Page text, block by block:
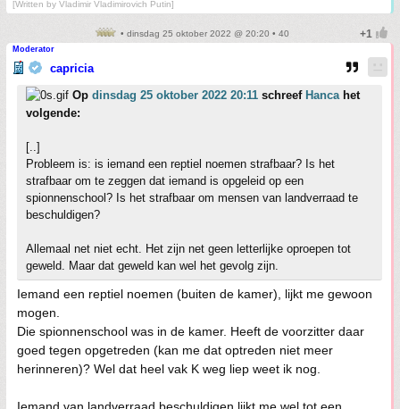
[Written by Vladimir Vladimirovich Putin]
• dinsdag 25 oktober 2022 @ 20:20 • 40
Moderator
capricia
Op dinsdag 25 oktober 2022 20:11 schreef Hancahet
volgende:
[..]
Probleem is: is iemand een reptiel noemen strafbaar? Is het
strafbaar om te zeggen dat iemand is opgeleid op een
spionnenschool? Is het strafbaar om mensen van landverraad te
beschuldigen?
Allemaal net niet echt. Het zijn net geen letterlijke oproepen tot
geweld. Maar dat geweld kan wel het gevolg zijn.
Iemand een reptiel noemen (buiten de kamer), lijkt me gewoon
mogen.
Die spionnenschool was in de kamer. Heeft de voorzitter daar
goed tegen opgetreden (kan me dat optreden niet meer
herinneren)? Wel dat heel vak K weg liep weet ik nog.